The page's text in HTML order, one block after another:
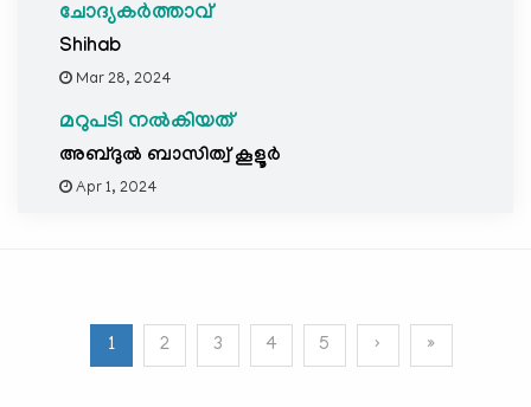
ചോദ്യകർത്താവ്
Shihab
Mar 28, 2024
മറുപടി നൽകിയത്
അബ്ദുല്‍ ബാസിത്വ് കൂളൂര്‍
Apr 1, 2024
1 2 3 4 5 › »